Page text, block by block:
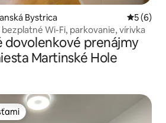
Bystrica
5 (6)
Wi-Fi, parkovanie, vírivka
dovolenkové prenájmy
Martinské Hole